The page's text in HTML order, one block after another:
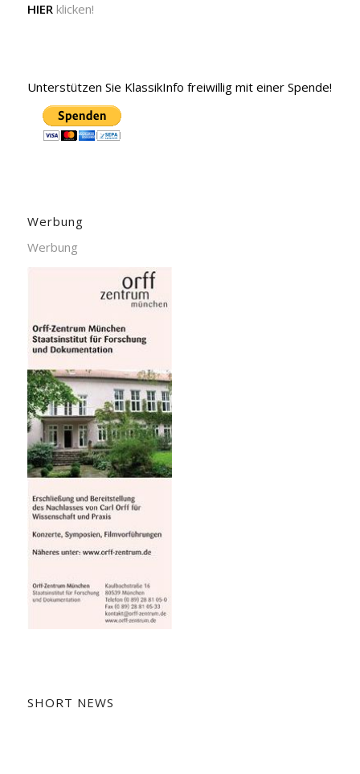
HIERklicken!
Unterstützen Sie KlassikInfo freiwillig mit einer Spende!
Werbung
Werbung
SHORT NEWS